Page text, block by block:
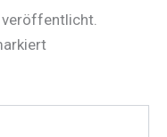
veröffentlicht.